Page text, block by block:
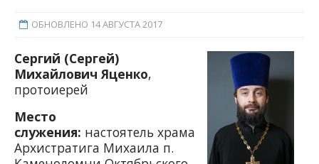
ОБНОВЛЕНО 14 АВГУСТА 2017
Сергий (Сергей)
Михайлович Яценко,
протоиерей
Место
служения: настоятель храма
Архистратига Михаила п.